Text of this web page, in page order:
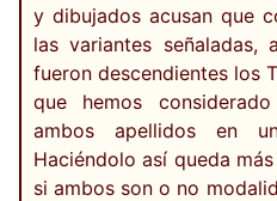
y dibujados acusan que
las variantes
fueron descendientes los
que hemos
ambos apellidos en
Haciéndolo así queda
si ambos son o no